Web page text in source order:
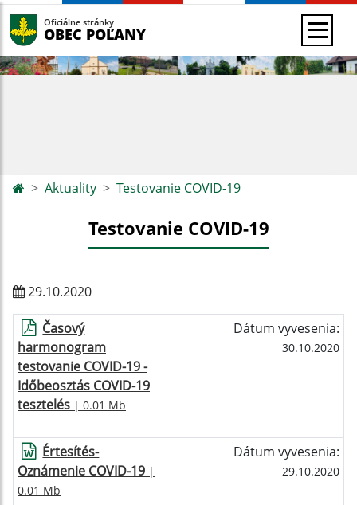
Oficiálne stránky
OBEC POĽANY
Aktuality Testovanie COVID-19
Testovanie COVID-19
29.10.2020
Časový
harmonogram
testovanie COVID-19 -
Időbeosztás COVID-19
tesztelés | 0.01 Mb
Dátum vyvesenia:
30.10.2020
Értesítés-
Oznámenie COVID-19 |
0.01 Mb
Dátum vyvesenia:
29.10.2020